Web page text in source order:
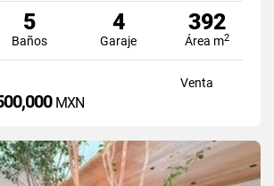
5
Baños
4
Garaje
392
Área m2
Venta
MXN